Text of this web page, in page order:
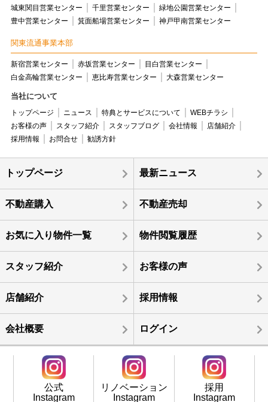
城東関目営業センター
千里営業センター
緑地公園営業センター
豊中営業センター
箕面船場営業センター 神戸甲南営業センター
関東流通事業本部
新宿営業センター 赤坂営業センター
目白営業センター
白金高輪営業センター
恵比寿営業センター 大森営業センター
当社について
トップページ ニュース 特典とサービスについて
WEBチラシ
お客様の声
スタッフ紹介 スタッフブログ 会社情報
店舗紹介
採用情報
お問合せ 勧誘方針
トップページ 最新ニュース
不動産購入 不動産売却
お気に入り物件一覧 物件閲覧履歴
スタッフ紹介 お客様の声
店舗紹介 採用情報
会社概要 ログイン
公式
Instagram
リノベーション
Instagram
採用
Instagram